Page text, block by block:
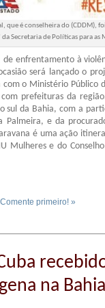
que é conselheira do (CDDM),
da Secretaria de Políticas para as
de enfrentamento à
será lançado o
com o Ministério Público
prefeituras da
sul da Bahia, com a
Palmeira, e da
é uma ação
Mulheres e do
Comente primeiro! »
na Bahia